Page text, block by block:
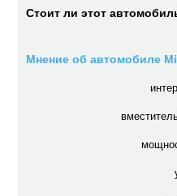
Стоит ли этот
Мнение об автомобиле